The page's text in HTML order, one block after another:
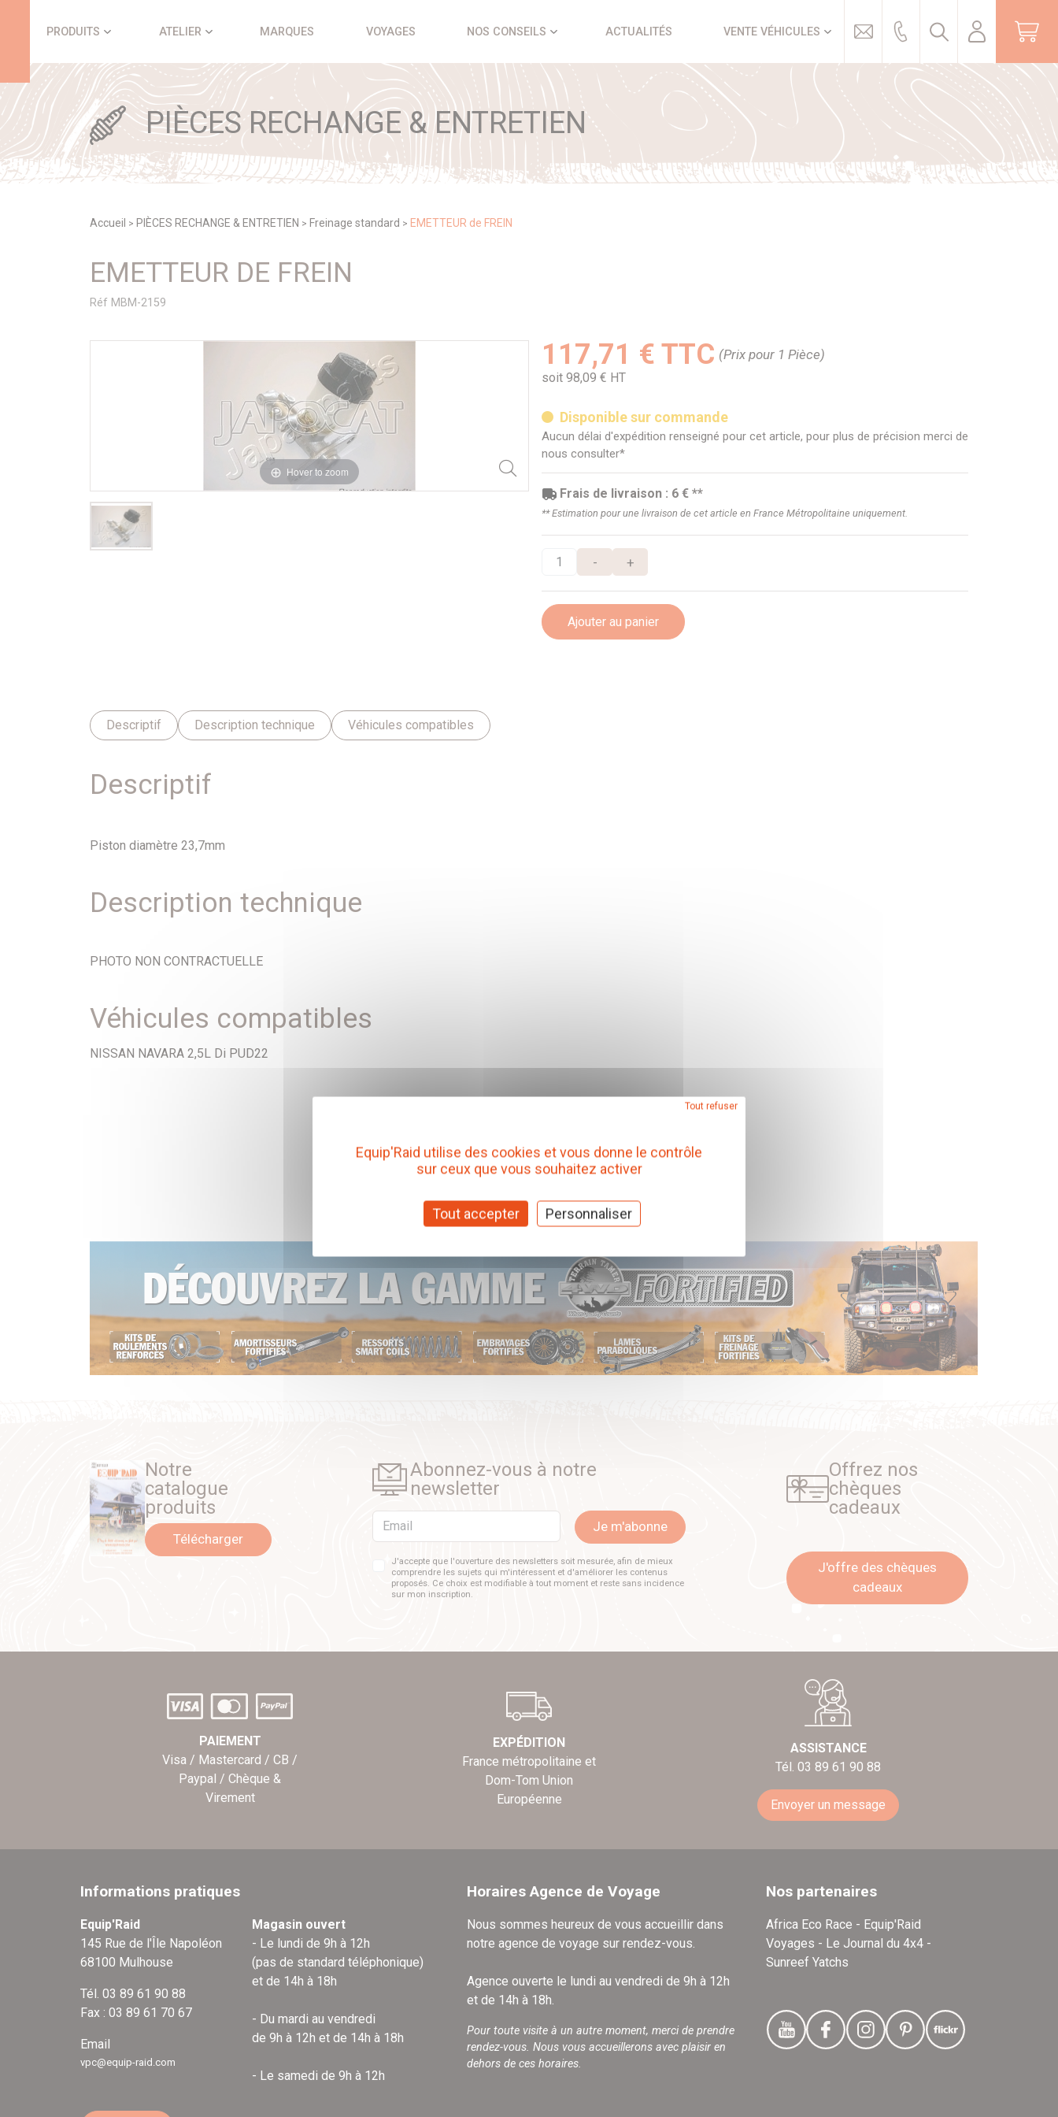
PRODUITS ATELIER MARQUES VOYAGES NOS CONSEILS ACTUALITÉS VENTE VÉHICULES
PIÈCES RECHANGE & ENTRETIEN
Accueil > PIÈCES RECHANGE & ENTRETIEN > Freinage standard > EMETTEUR de FREIN
EMETTEUR DE FREIN
Réf MBM-2159
Hover to zoom
117,71 € TTC (Prix pour 1 Pièce)
soit 98,09 € HT
Disponible sur commande
Aucun délai d'expédition renseigné pour cet article, pour plus de précision merci de
nous consulter*
Frais de livraison : 6 € **
** Estimation pour une livraison de cet article en France Métropolitaine uniquement.
- +
Ajouter au panier
Descriptif Description technique Véhicules compatibles
Descriptif
Piston diamètre 23,7mm
Description technique
PHOTO NON CONTRACTUELLE
Véhicules compatibles
NISSAN NAVARA 2,5L Di PUD22
Notre
catalogue
produits
Télécharger
Abonnez-vous à notre
newsletter
Email Je m'abonne
J'accepte que l'ouverture des newsletters soit mesurée, afin de mieux
comprendre les sujets qui m'intéressent et d'améliorer les contenus
proposés. Ce choix est modifiable à tout moment et reste sans incidence
sur mon inscription.
Offrez nos
chèques
cadeaux
J'offre des chèques
cadeaux
PAIEMENT
Visa / Mastercard / CB /
Paypal / Chèque &
Virement
EXPÉDITION
France métropolitaine et
Dom-Tom Union
Européenne
ASSISTANCE
Tél. 03 89 61 90 88
Envoyer un message
Informations pratiques
Equip'Raid
145 Rue de l'Île Napoléon
68100 Mulhouse
Tél. 03 89 61 90 88
Fax : 03 89 61 70 67
Email
vpc@equip-raid.com
Magasin ouvert
- Le lundi de 9h à 12h
(pas de standard téléphonique)
et de 14h à 18h
- Du mardi au vendredi
de 9h à 12h et de 14h à 18h
- Le samedi de 9h à 12h
Horaires Agence de Voyage
Nous sommes heureux de vous accueillir dans
notre agence de voyage sur rendez-vous.
Agence ouverte le lundi au vendredi de 9h à 12h
et de 14h à 18h.
Pour toute visite à un autre moment, merci de prendre
rendez-vous. Nous vous accueillerons avec plaisir en
dehors de ces horaires.
Nos partenaires
Africa Eco Race - Equip'Raid
Voyages - Le Journal du 4x4 -
Sunreef Yatchs
Equip'Raid utilise des cookies et vous donne le contrôle
sur ceux que vous souhaitez activer
Tout accepter
Tout refuser
Personnaliser